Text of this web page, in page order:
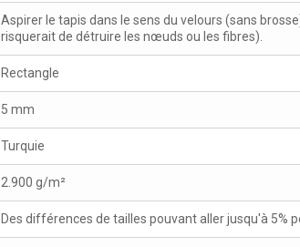
Aspirer le tapis dans le sens du velours (sans
risquerait de détruire les nœuds ou les fibres).
Rectangle
5 mm
Turquie
2.900 g/m²
Des différences de tailles pouvant aller jusqu'à 5%